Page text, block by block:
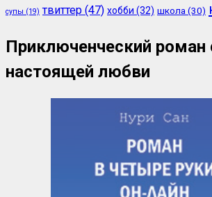
супы (19) твиттер (47) хобби (32) школа (30)
Приключенческий роман
настоящей любви